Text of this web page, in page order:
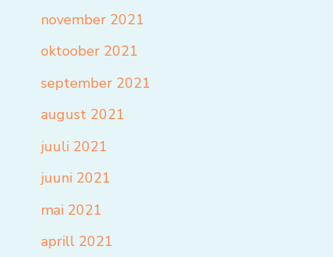
november 2021
oktoober 2021
september 2021
august 2021
juuli 2021
juuni 2021
mai 2021
aprill 2021